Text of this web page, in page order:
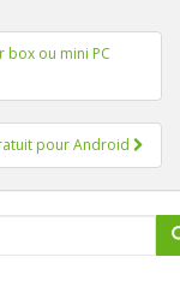
box ou mini PC
pour Android